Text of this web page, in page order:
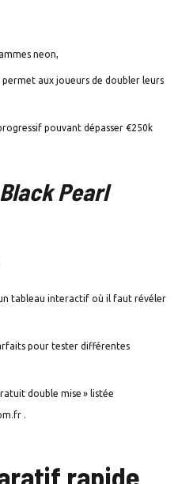
neon,
permet aux joueurs de doubler leurs
pouvant dépasser €250k
Black Pearl
tableau interactif où il faut révéler
pour tester différentes
double mise » listée
.
rapide